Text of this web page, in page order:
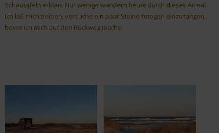
Schautafeln erklärt. Nur wenige wandern heute durch dieses Arreal.
Ich laß mich treiben, versuche ein paar Steine fotogen einzufangen,
bevor ich mich auf den Rückweg mache.